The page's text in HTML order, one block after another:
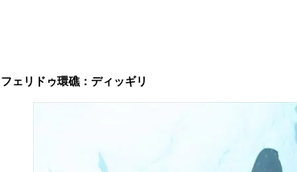
フェリドゥ環礁：ディッギリ